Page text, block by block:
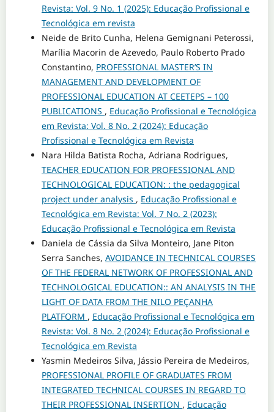
Revista: Vol. 9 No. 1 (2025): Educação Profissional e
Tecnológica em revista
Neide de Brito Cunha, Helena Gemignani Peterossi,
Marília Macorin de Azevedo, Paulo Roberto Prado
Constantino, PROFESSIONAL MASTER’S IN
MANAGEMENT AND DEVELOPMENT OF
PROFESSIONAL EDUCATION AT CEETEPS – 100
PUBLICATIONS , Educação Profissional e Tecnológica
em Revista: Vol. 8 No. 2 (2024): Educação
Profissional e Tecnológica em Revista
Nara Hilda Batista Rocha, Adriana Rodrigues,
TEACHER EDUCATION FOR PROFESSIONAL AND
TECHNOLOGICAL EDUCATION: : the pedagogical
project under analysis , Educação Profissional e
Tecnológica em Revista: Vol. 7 No. 2 (2023):
Educação Profissional e Tecnológica em Revista
Daniela de Cássia da Silva Monteiro, Jane Piton
Serra Sanches, AVOIDANCE IN TECHNICAL COURSES
OF THE FEDERAL NETWORK OF PROFESSIONAL AND
TECHNOLOGICAL EDUCATION:: AN ANALYSIS IN THE
LIGHT OF DATA FROM THE NILO PEÇANHA
PLATFORM , Educação Profissional e Tecnológica em
Revista: Vol. 8 No. 2 (2024): Educação Profissional e
Tecnológica em Revista
Yasmin Medeiros Silva, Jássio Pereira de Medeiros,
PROFESSIONAL PROFILE OF GRADUATES FROM
INTEGRATED TECHNICAL COURSES IN REGARD TO
THEIR PROFESSIONAL INSERTION , Educação